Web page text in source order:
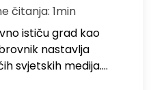
čitanja: 1min
ističu grad kao
nastavlja
svjetskih medija.…